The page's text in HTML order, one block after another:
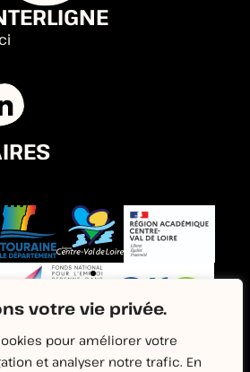
votre vie privée.
pour améliorer votre
et analyser notre trafic. En